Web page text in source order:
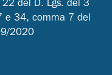
e 34, comma 7 del
2020